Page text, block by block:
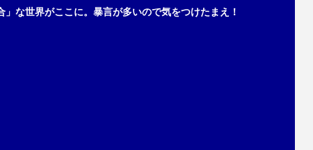
な世界がここに。暴言が多いので気をつけたまえ！